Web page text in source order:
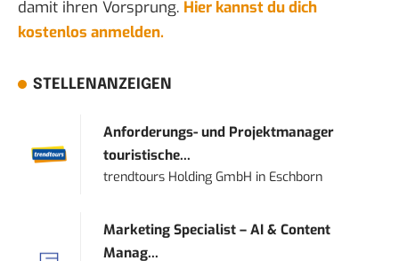
damit ihren Vorsprung. Hier kannst du dich
kostenlos anmelden.
STELLENANZEIGEN
Anforderungs- und Projektmanager
touristische...
trendtours Holding GmbH in Eschborn
Marketing Specialist – AI & Content
Manag...